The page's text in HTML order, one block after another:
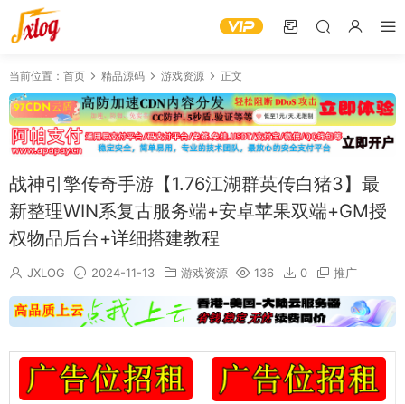
当前位置： 首页 精品源码 游戏资源 正文
战神引擎传奇手游【1.76江湖群英传白猪3】最
新整理WIN系复古服务端+安卓苹果双端+GM授
权物品后台+详细搭建教程
JXLOG 2024-11-13 游戏资源 136 0 推广